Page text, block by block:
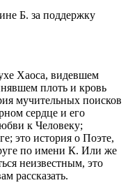
Б. за поддержку
Хаоса, видевшем
плоть и кровь
мучительных поисков
сердце и его
к Человеку;
это история о Поэте,
по имени К. Или же
неизвестным, это
рассказать.